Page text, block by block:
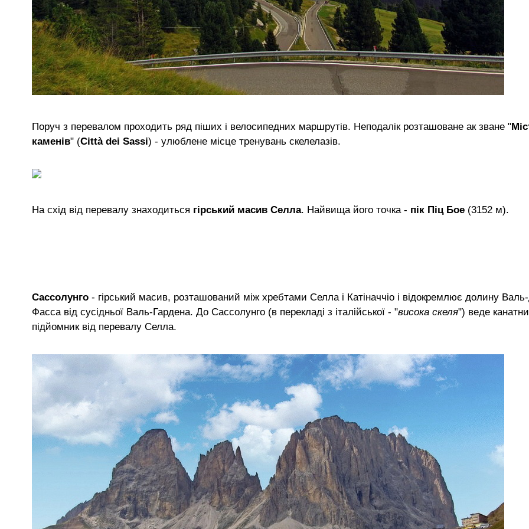
Поруч з перевалом проходить ряд піших і велосипедних маршрутів. Неподалік розташоване ак зване "
каменів" (Città dei Sassi) - улюблене місце тренувань скелелазів.
На схід від перевалу знаходиться гірський масив Селла. Найвища його точка - пік Піц Бое (3152 м).
Сассолунго - гірський масив, розташований між хребтами Селлa і Катіначчіо і відокремлює долину Валь-
Фасса від сусідньої Валь-Гардена. До Сассолунго (в перекладі з італійської - "висока скеля") веде
підйомник від перевалу Селла.